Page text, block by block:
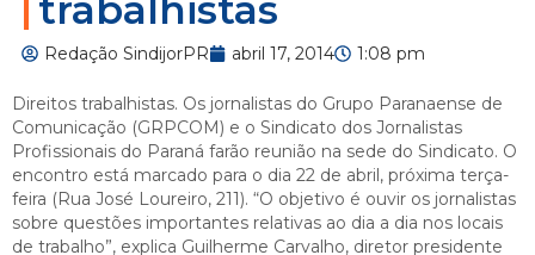
trabalhistas
Redação SindijorPR abril 17, 2014 1:08 pm
Direitos trabalhistas. Os jornalistas do Grupo Paranaense de
Comunicação (GRPCOM) e o Sindicato dos Jornalistas
Profissionais do Paraná farão reunião na sede do Sindicato. O
encontro está marcado para o dia 22 de abril, próxima terça-
feira (Rua José Loureiro, 211). “O objetivo é ouvir os jornalistas
sobre questões importantes relativas ao dia a dia nos locais
de trabalho”, explica Guilherme Carvalho, diretor presidente